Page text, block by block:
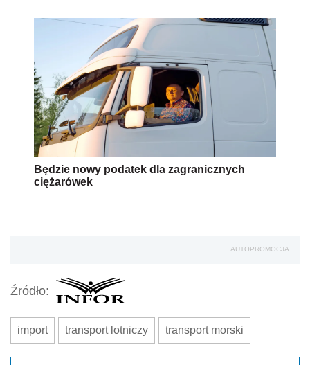
Będzie nowy podatek dla zagranicznych
ciężarówek
AUTOPROMOCJA
Źródło:
import transport lotniczy transport morski